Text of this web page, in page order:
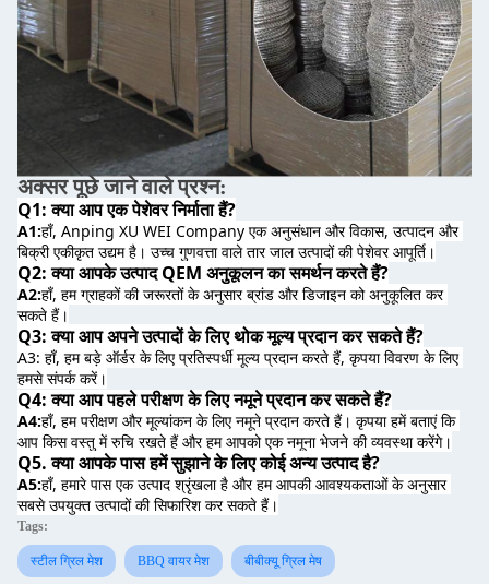
अक्सर पूछे जाने वाले प्रश्न:
Q1: क्या आप एक पेशेवर निर्माता हैं?
A1:हाँ, Anping XU WEI Company एक अनुसंधान और विकास, उत्पादन और
बिक्री एकीकृत उद्यम है। उच्च गुणवत्ता वाले तार जाल उत्पादों की पेशेवर आपूर्ति।
Q2: क्या आपके उत्पाद QEM अनुकूलन का समर्थन करते हैं?
A2:हाँ, हम ग्राहकों की जरूरतों के अनुसार ब्रांड और डिजाइन को अनुकूलित कर
सकते हैं।
Q3: क्या आप अपने उत्पादों के लिए थोक मूल्य प्रदान कर सकते हैं?
A3: हाँ, हम बड़े ऑर्डर के लिए प्रतिस्पर्धी मूल्य प्रदान करते हैं, कृपया विवरण के लिए
हमसे संपर्क करें।
Q4: क्या आप पहले परीक्षण के लिए नमूने प्रदान कर सकते हैं?
A4:हाँ, हम परीक्षण और मूल्यांकन के लिए नमूने प्रदान करते हैं। कृपया हमें बताएं कि
आप किस वस्तु में रुचि रखते हैं और हम आपको एक नमूना भेजने की व्यवस्था करेंगे।
Q5. क्या आपके पास हमें सुझाने के लिए कोई अन्य उत्पाद है?
A5:हाँ, हमारे पास एक उत्पाद श्रृंखला है और हम आपकी आवश्यकताओं के अनुसार
सबसे उपयुक्त उत्पादों की सिफारिश कर सकते हैं।
Tags:
स्टील ग्रिल मेश BBQ वायर मेश बीबीक्यू ग्रिल मेष